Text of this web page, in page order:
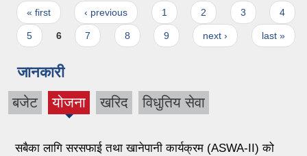
Pages
« first ‹ previous 1 2 3 4
5 6 7 8 9 next › last »
जानकारी
बजेट योजना
(active
खरिद विधुतिय सेवा
सबैका लागि सरसफाई तथा खानेपानी कार्यक्रम (ASWA-II) को